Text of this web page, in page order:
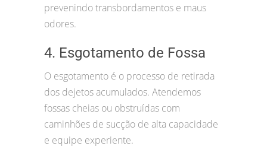
prevenindo transbordamentos e maus
odores.
4. Esgotamento de Fossa
O esgotamento é o processo de retirada
dos dejetos acumulados. Atendemos
fossas cheias ou obstruídas com
caminhões de sucção de alta capacidade
e equipe experiente.